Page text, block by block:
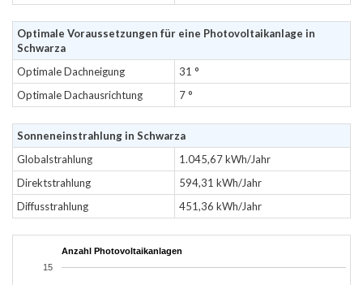
Optimale Voraussetzungen für eine Photovoltaikanlage in
Schwarza
Optimale Dachneigung
31 °
Optimale Dachausrichtung
7 °
Sonneneinstrahlung in Schwarza
Globalstrahlung
1.045,67 kWh/Jahr
Direktstrahlung
594,31 kWh/Jahr
Diffusstrahlung
451,36 kWh/Jahr
Anzahl Photovoltaikanlagen
15